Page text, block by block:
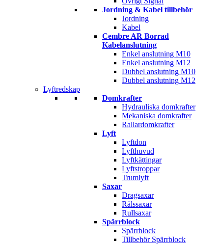
Jordning & Kabel tillbehör
Jordning
Kabel
Cembre AR Borrad
Kabelanslutning
Enkel anslutning M10
Enkel anslutning M12
Dubbel anslutning M10
Dubbel anslutning M12
Lyftredskap
Domkrafter
Hydrauliska domkrafter
Mekaniska domkrafter
Rallardomkrafter
Lyft
Lyftdon
Lyfthuvud
Lyftkättingar
Lyftstroppar
Trumlyft
Saxar
Dragsaxar
Rälssaxar
Rullsaxar
Spärrblock
Spärrblock
Tillbehör Spärrblock